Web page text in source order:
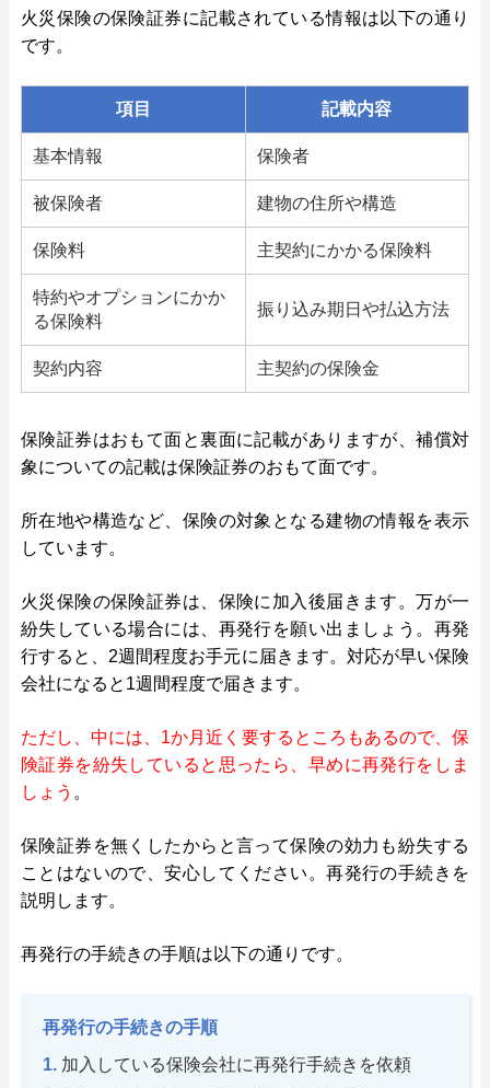
火災保険の保険証券に記載されている情報は以下の通り
です。
項目 記載内容
基本情報 保険者
被保険者 建物の住所や構造
保険料 主契約にかかる保険料
特約やオプションにかか
る保険料
振り込み期日や払込方法
契約内容 主契約の保険金
保険証券はおもて面と裏面に記載がありますが、補償対
象についての記載は保険証券のおもて面です。
所在地や構造など、保険の対象となる建物の情報を表示
しています。
火災保険の保険証券は、保険に加入後届きます。万が一
紛失している場合には、再発行を願い出ましょう。再発
行すると、2週間程度お手元に届きます。対応が早い保険
会社になると1週間程度で届きます。
ただし、中には、1か月近く要するところもあるので、保
険証券を紛失していると思ったら、早めに再発行をしま
しょう 。
保険証券を無くしたからと言って保険の効力も紛失する
ことはないので、安心してください。再発行の手続きを
説明します。
再発行の手続きの手順は以下の通りです。
再発行の手続きの手順
加入している保険会社に再発行手続きを依頼